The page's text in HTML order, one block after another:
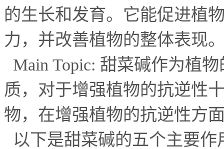
的生长和发育。它能促进植
力，并改善植物的整体表现
Main Topic: 甜菜碱作为植
质，对于增强植物的抗逆性
物，在增强植物的抗逆性方
以下是甜菜碱的五个主要